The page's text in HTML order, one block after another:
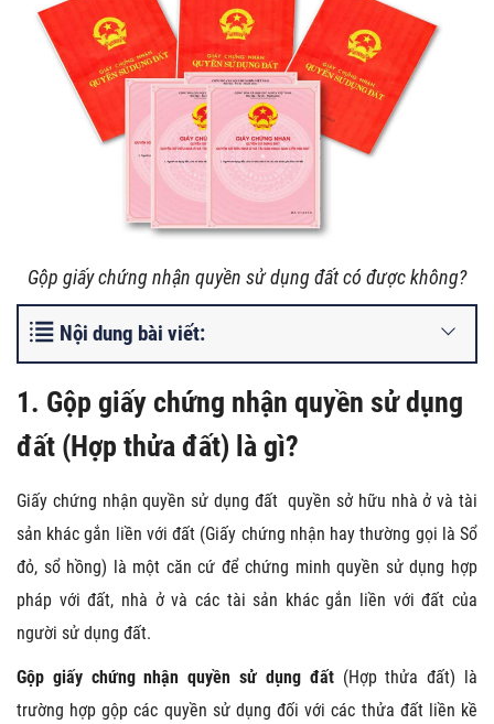
Gộp giấy chứng nhận quyền sử dụng đất có được không?
Nội dung bài viết:
1. Gộp giấy chứng nhận quyền sử dụng
đất (Hợp thửa đất) là gì?
Giấy chứng nhận quyền sử dụng đất quyền sở hữu nhà ở và tài
sản khác gắn liền với đất (Giấy chứng nhận hay thường gọi là Sổ
đỏ, sổ hồng) là một căn cứ để chứng minh quyền sử dụng hợp
pháp với đất, nhà ở và các tài sản khác gắn liền với đất của
người sử dụng đất.
Gộp giấy chứng nhận quyền sử dụng đất (Hợp thửa đất) là
trường hợp gộp các quyền sử dụng đối với các thửa đất liền kề